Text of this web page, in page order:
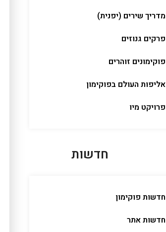
מדריך שירים (יפנית)
פרקים גנוזים
פוקימונים זוהרים
אליפות העולם בפוקימון
פרויקט מיו
חדשות
חדשות פוקימון
חדשות אתר